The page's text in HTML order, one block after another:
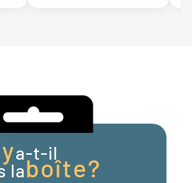
a-t-il
laboîte?